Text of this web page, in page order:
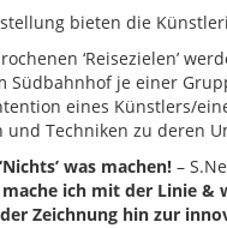
bieten die
‘Reisezielen’
Südbahnhof je einer
eines Künstlers/
und Techniken zu deren
was machen! –
mache ich mit der Linie &
Zeichnung hin zur